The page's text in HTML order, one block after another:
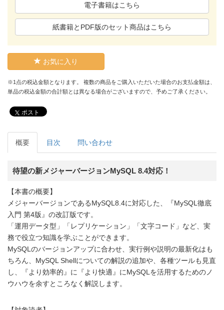
電子書籍はこちら
紙書籍とPDF版のセット商品はこちら
お気に入り
※1点の税込金額となります。 複数の商品をご購入いただいた場合のお支払金額は、
単品の税込金額の合計額とは異なる場合がございますので、予めご了承ください。
ポスト
概要 目次 問い合わせ
待望の新メジャーバージョンMySQL 8.4対応！
【本書の概要】
メジャーバージョンであるMySQL8.4に対応した、『MySQL徹底
入門 第4版』の改訂版です。
「運用データ型」「レプリケーション」「文字コード」など、実
務で役立つ知識を学ぶことができます。
MySQLのバージョンアップに合わせ、実行例や説明の最新化はも
ちろん、MySQL Shellについての解説の追加や、各種ツールも見直
し、『より効率的』に『より快適』にMySQLを活用するためのノ
ウハウを余すところなく解説します。